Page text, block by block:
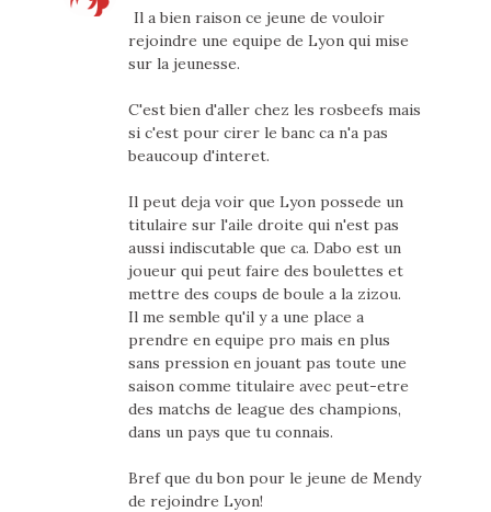
Il a bien raison ce jeune de vouloir
rejoindre une equipe de Lyon qui mise
sur la jeunesse.
C'est bien d'aller chez les rosbeefs mais
si c'est pour cirer le banc ca n'a pas
beaucoup d'interet.
Il peut deja voir que Lyon possede un
titulaire sur l'aile droite qui n'est pas
aussi indiscutable que ca. Dabo est un
joueur qui peut faire des boulettes et
mettre des coups de boule a la zizou.
Il me semble qu'il y a une place a
prendre en equipe pro mais en plus
sans pression en jouant pas toute une
saison comme titulaire avec peut-etre
des matchs de league des champions,
dans un pays que tu connais.
Bref que du bon pour le jeune de Mendy
de rejoindre Lyon!